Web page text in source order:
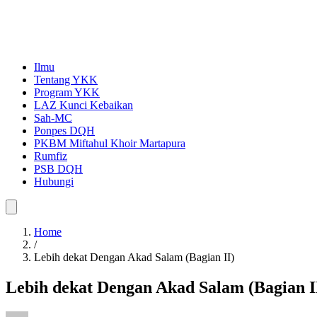
Ilmu
Tentang YKK
Program YKK
LAZ Kunci Kebaikan
Sah-MC
Ponpes DQH
PKBM Miftahul Khoir Martapura
Rumfiz
PSB DQH
Hubungi
Home
/
Lebih dekat Dengan Akad Salam (Bagian II)
Lebih dekat Dengan Akad Salam (Bagian